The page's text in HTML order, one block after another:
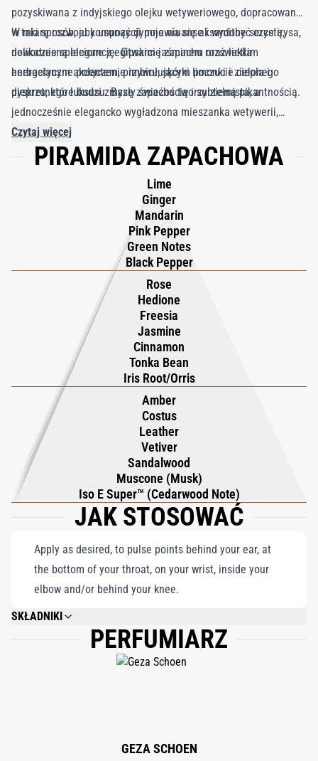
pozyskiwana z indyjskiego olejku wetyweriowego, dopracowana
w taki sposób, aby usunąć dymne niuanse i wydobyć czystą,
nowoczesną elegancję. Otwarcie zapachu rozświetla
energetyczne połączenie imbiru, skórki limonki i zielonego
pieprzu, które budzi zmysły świeżością i subtelną pikantnością.
W miarę rozwoju kompozycji pojawia się aksamitne serce irysa,
delikatnie splecione z egipskim jaśminem oraz lekkim
herbacianym akcentem, przywołującym poczucie ciepła i
dyskretnego luksusu. Bazę zapachu tworzy ziemista, a
jednocześnie elegancko wygładzona mieszanka wetywerii,
drzewa sandałowego, drzewa cedrowego i piżma, zapewniająca
wyrafinowane i trwałe wykończenie. Escentric 03 jest hołdem
energii i wyraziście nowoczesny zapach uosabia pewną siebie
prostotę prawdziwej elegancji.
Czytaj więcej
PIRAMIDA ZAPACHOWA
Lime
Ginger
Mandarin
Pink Pepper
Green Notes
Black Pepper
Rose
Hedione
Freesia
Jasmine
Cinnamon
Tonka Bean
Iris Root/Orris
Amber
Costus
Leather
Vetiver
Sandalwood
Muscone (Musk)
Iso E Super™ (Cedarwood Note)
JAK STOSOWAĆ
Apply as desired, to pulse points behind your ear, at
the bottom of your throat, on your wrist, inside your
elbow and/or behind your knee.
SKŁADNIKI
ALCOHOL DENAT., PARFUM (FRAGRANCE), AQUA (WATER), LIMONENE,
LINALOOL, CITRAL, EVERNIA FURFURACEA (TREEMOSS) EXTRACT, ALPHA-
LSOMETHYL LONONE, GERANIOL BENZYL ALCOHOL, COUMARIN,
PERFUMIARZ
GEZA SCHOEN